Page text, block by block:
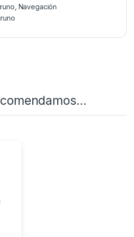
Navegación